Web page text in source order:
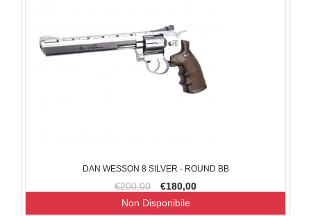
DAN WESSON 8 SILVER - ROUND BB
€200,00 €180,00
Non Disponibile